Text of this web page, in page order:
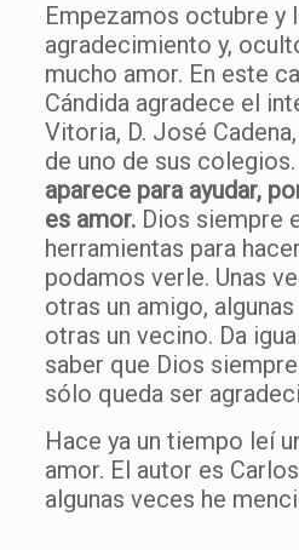
Empezamos octubre y
agradecimiento y,
mucho amor. En este
Cándida agradece el
Vitoria, D. José
de uno de sus colegios.
aparece para ayudar,
es amor.Dios siempre
herramientas para
podamos verle. Unas
otras un amigo,
otras un vecino. Da
saber que Dios
sólo queda ser
Hace ya un tiempo leí
amor. El autor es
algunas veces he